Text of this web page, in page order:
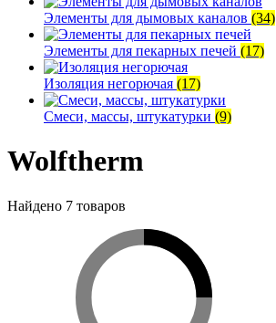
Элементы для дымовых каналов (34)
Элементы для пекарных печей (17)
Изоляция негорючая (17)
Смеси, массы, штукатурки (9)
Wolftherm
Найдено 7 товаров